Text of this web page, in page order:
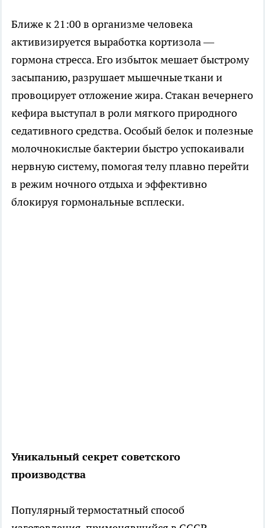
Ближе к 21:00 в организме человека
активизируется выработка кортизола —
гормона стресса. Его избыток мешает быстрому
засыпанию, разрушает мышечные ткани и
провоцирует отложение жира. Стакан вечернего
кефира выступал в роли мягкого природного
седативного средства. Особый белок и полезные
молочнокислые бактерии быстро успокаивали
нервную систему, помогая телу плавно перейти
в режим ночного отдыха и эффективно
блокируя гормональные всплески.
Уникальный секрет советского
производства
Популярный термостатный способ